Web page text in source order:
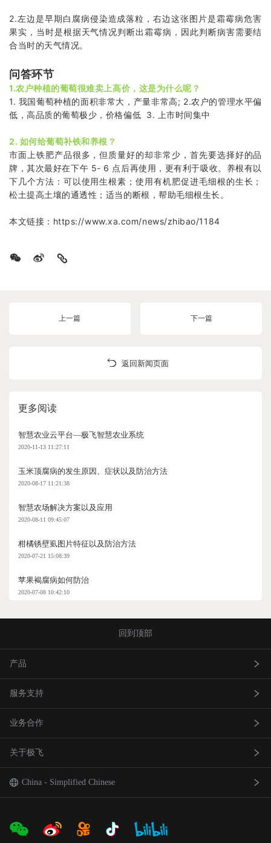
2.左边是早期白腐病侵染造成落粒，右边这张图片是霜霉病危害
果实，当时是根据天气情况判断出霜霉病，因此判断病害需要结
合当时的天气情况。
问答环节
1.农户种植的葡萄很难卖上高价，这是为什么呢？
1. 我国葡萄种植的面积非常大，产量非常高; 2.农户的管理水平偏
低，高品质的葡萄极少，价格偏低 3. 上市时间集中
2. 如何给葡萄补铁和养根？
市面上铁肥产品很多，但质量好的却非常少，首先要选择好的品
牌，其次最好在下午 5- 6 点后再使用，更有利于吸收。养根有以
下几个方法：可以使用生根素；使用有机肥促进毛细根的生长；
松土提高土壤的通透性；适当的断根，帮助毛细根生长。
本文链接： https://www.xa.com/news/zhibao/1184
上一篇 下一篇
返回新闻页面
更多阅读
智慧农业云平台—极飞智慧农业系统
2020-11-13 11:27:11
玉米顶腐病的发生原因、症状以及防治方法
2020-08-17 11:21:38
智慧农场解决方案以及应用
2020-08-11 09:45:07
柑橘锈壁虱图片特征以及防治方法
2020-07-21 15:08:39
苹果褐腐病如何防治
2020-07-08 10:42:10
回到顶部
产品
农业无人飞机
农业无人车
农机自驾仪
巡田无人飞机
服务支持
极飞服务
极飞学园
证书查询
业务合作
查找网点(资质验证）
成为渠道合作伙伴
关于极飞
我是极⻜
China - Simplified Chinese